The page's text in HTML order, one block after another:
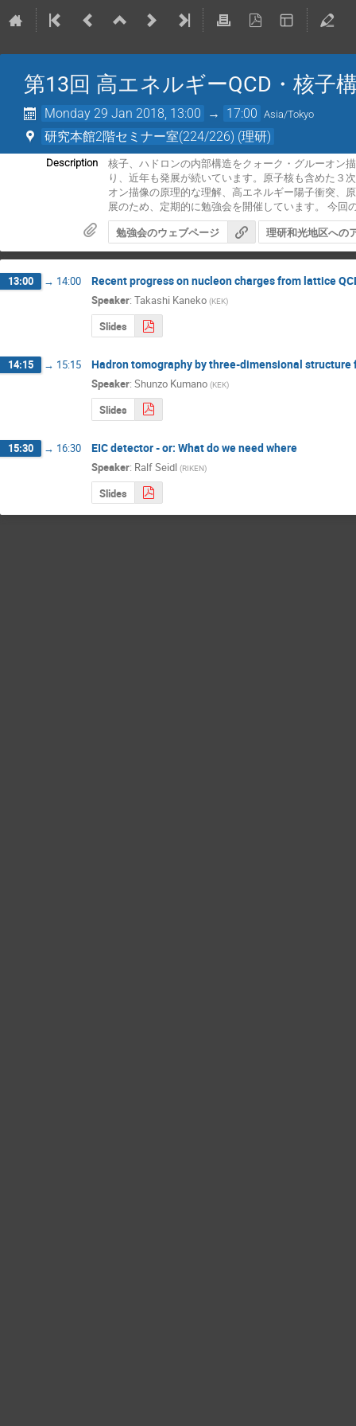
第13回 高エネルギーQCD・核子
Monday 29 Jan 2018, 13:00 → 17:00 Asia/Tokyo
研究本館2階セミナー室(224/226) (理研)
Description
核子、ハドロンの内部構造をクォーク・グルーオン
り、近年も発展が続いています。原子核も含めた３
オン描像の原理的な理解、高エネルギー陽子衝突、
展のため、定期的に勉強会を開催しています。 今回
勉強会のウェブページ
理研和光地区への
13:00 → 14:00 Recent progress on nucleon charges from lattice
Speaker: Takashi Kaneko (KEK)
Slides
14:15 → 15:15 Hadron tomography by three-dimensional
Speaker: Shunzo Kumano (KEK)
Slides
15:30 → 16:30 EIC detector - or: What do we need where
Speaker: Ralf Seidl (RIKEN)
Slides